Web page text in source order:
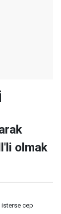
olmak
isterse cep